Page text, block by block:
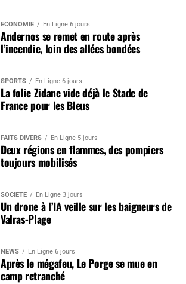
ÉCONOMIE En Ligne 6 jours
Andernos se remet en route après
l’incendie, loin des allées bondées
SPORTS En Ligne 6 jours
La folie Zidane vide déjà le Stade de
France pour les Bleus
FAITS DIVERS En Ligne 5 jours
Deux régions en flammes, des pompiers
toujours mobilisés
SOCIÉTÉ En Ligne 3 jours
Un drone à l’IA veille sur les baigneurs de
Valras-Plage
NEWS En Ligne 6 jours
Après le mégafeu, Le Porge se mue en
camp retranché